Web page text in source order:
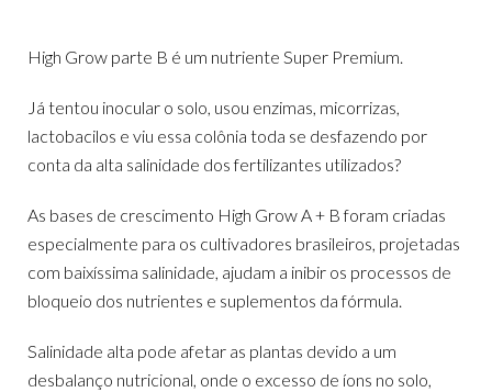
High Grow parte B é um nutriente Super Premium.
Já tentou inocular o solo, usou enzimas, micorrizas,
lactobacilos e viu essa colônia toda se desfazendo por
conta da alta salinidade dos fertilizantes utilizados?
As bases de crescimento High Grow A + B foram criadas
especialmente para os cultivadores brasileiros, projetadas
com baixíssima salinidade, ajudam a inibir os processos de
bloqueio dos nutrientes e suplementos da fórmula.
Salinidade alta pode afetar as plantas devido a um
desbalanço nutricional, onde o excesso de íons no solo,